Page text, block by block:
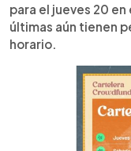
para el jueves 20 en
últimas aún tienen
horario.